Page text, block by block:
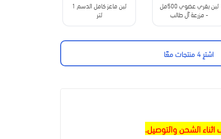
لبن بقري عضوي 500مل
- مزرعة آل طالب
لبن ماعز كامل الدسم 1
لتر
اشترِ 4 منتجات معًا
الشحن والتوصيل.